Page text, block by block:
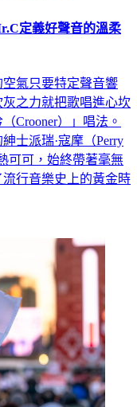
定義好聲音的溫柔
氣只要特定聲音響
之力就把歌唱進心坎
Crooner）」唱法。
士派瑞·寇摩（Perry
可可，始終帶著毫無
行音樂史上的黃金時